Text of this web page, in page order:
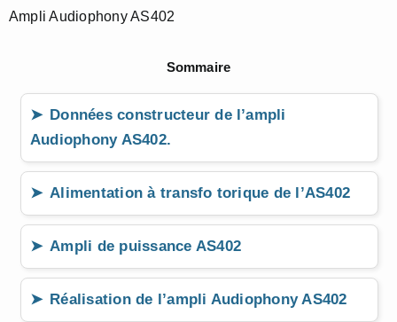
Ampli Audiophony AS402
Sommaire
Données constructeur de l’ampli
Audiophony AS402.
Alimentation à transfo torique de l’AS402
Ampli de puissance AS402
Réalisation de l’ampli Audiophony AS402